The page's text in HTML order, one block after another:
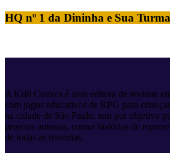
HQ nº 1 da Dininha e Sua Turma
A Kriô Comics é uma editora de revistas
com jogos educativos de RPG para
na cidade de São Paulo, tem por objetivo
projetos autorais, contar histórias de
de todas as minorias.